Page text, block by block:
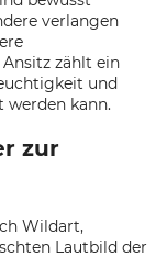
verlangen
zählt ein
und
werden kann.
zur
Wildart,
Lautbild der